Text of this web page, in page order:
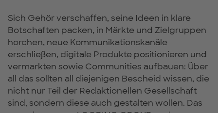
Sich Gehör verschaffen, seine Ideen in klare
Botschaften packen, in Märkte und Zielgruppen
horchen, neue Kommunikationskanäle
erschließen, digitale Produkte positionieren und
vermarkten sowie Communities aufbauen: Über
all das sollten all diejenigen Bescheid wissen, die
nicht nur Teil der Redaktionellen Gesellschaft
sind, sondern diese auch gestalten wollen. Das